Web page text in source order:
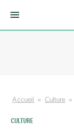
Accueil » Culture »
CULTURE